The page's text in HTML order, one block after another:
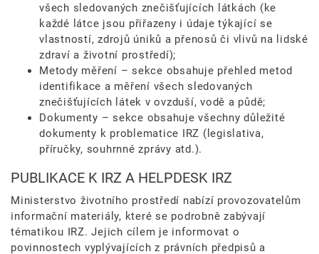
všech sledovaných znečišťujících látkách (ke
každé látce jsou přiřazeny i údaje týkající se
vlastností, zdrojů úniků a přenosů či vlivů na lidské
zdraví a životní prostředí);
Metody měření – sekce obsahuje přehled metod
identifikace a měření všech sledovaných
znečišťujících látek v ovzduší, vodě a půdě;
Dokumenty – sekce obsahuje všechny důležité
dokumenty k problematice IRZ (legislativa,
příručky, souhrnné zprávy atd.).
PUBLIKACE K IRZ A HELPDESK IRZ
Ministerstvo životního prostředí nabízí provozovatelům
informační materiály, které se podrobně zabývají
tématikou IRZ. Jejich cílem je informovat o
povinnostech vyplývajících z právních předpisů a